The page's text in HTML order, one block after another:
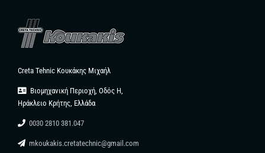
Creta Tehnic Κουκάκης Μιχαήλ
Βιομηχανική Περιοχή, Οδός Η,
Ηράκλειο Κρήτης, Ελλάδα
0030 2810 381.047
mkoukakis.cretatechnic@gmail.com